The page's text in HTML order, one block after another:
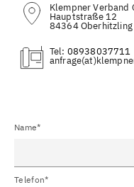
Klempner Verband
Hauptstraße 12
84364 Oberhitzling
Tel: 08938037711
(at)
Name*
Telefon*